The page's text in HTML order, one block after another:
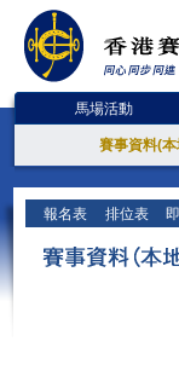
馬場活動
賽事資料(
報名表 排位表